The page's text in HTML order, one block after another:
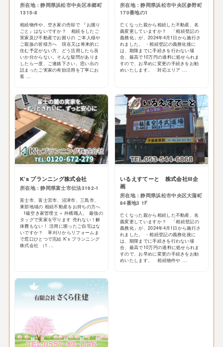
所在地：静岡県浜松市中央区本郷町
1315-8
相続物件や、空き家の売却で 『お困り
ごと』はないですか？ 相続をしたご
実家及び不動産でお困りの ご本人様や
ご親族の皆様方へ 現在又は将来的に
住む予定がない方、どう活用したら良
いか分からない。そんな疑問がありま
したら一度、ご連絡下さい。思い出の
詰まったご実家の有効活用を丁寧にお
客 ...
所在地：静岡県浜松市中央区参野町
170番地の1
亡くなった親から相続した不動産、名
義変更していますか？ 「相続登記の
義務化」が、2024年4月1日から施行さ
れました。 ・相続登記の義務化後に
は、期限までに手続きを行わない場
合、最高で10万円の過料に処せられま
すので、お早めに変更の手続きをお勧
めいたします。 対応エリア ...
K’s プランニング株式会社
所在地：静岡県富士市伝法3162-1
富士市、富士宮市、沼津市、三島市、
東部地域の 相続不動産をお持ちの方へ
1級空き家管理士 × 外構職人。 最強の
タッグで実家を守ります 売れない！解
体費もない！ 活用に困ったご自宅はな
いですか？ 草刈りからリフォームま
で窓口ひとつで完結 K's プランニング
株式会社 （1 ...
いるえすてーと 株式会社ill企
画
所在地：静岡県浜松市中央区大蒲町
84番地3 1F
亡くなった親から相続した不動産、名
義変更していますか？ 「相続登記の
義務化」が、2024年4月1日から施行さ
れました。 ・相続登記の義務化後に
は、期限までに手続きを行わない場
合、最高で10万円の過料に処せられま
すので、お早めに変更の手続きをお勧
めいたします。 相続物件や ...